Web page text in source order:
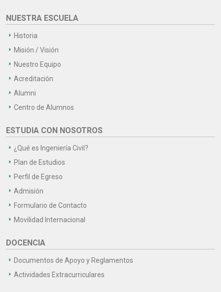
NUESTRA ESCUELA
Historia
Misión / Visión
Nuestro Equipo
Acreditación
Alumni
Centro de Alumnos
ESTUDIA CON NOSOTROS
¿Qué es Ingeniería Civil?
Plan de Estudios
Perfil de Egreso
Admisión
Formulario de Contacto
Movilidad Internacional
DOCENCIA
Documentos de Apoyo y Reglamentos
Actividades Extracurriculares